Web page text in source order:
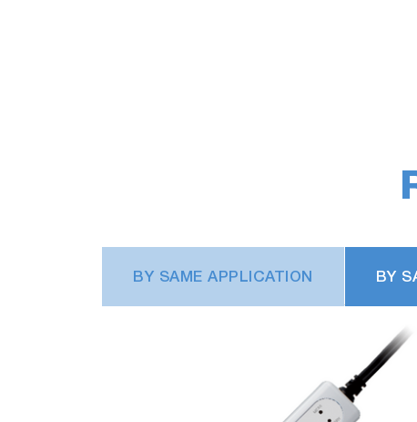
BY SAME APPLICATION BY